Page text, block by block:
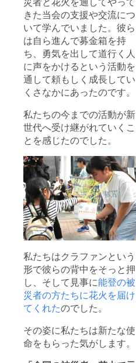
きた当会の支援や交流につ
いて学んでいました。彼ら
は自ら進んで募金箱を持
ち、勇気を出して道行く人
に声をかけるという活動を
通して頼もしく成長してい
くさなかにあったのです。
私たちの今までの活動が新
世代へ受け継がれていくこ
とを感じたのでした。
私たちはクラファンという
形で彼らの背中をそっと押
し、そして見事に能登の被
災者の方たちに花火を届け
てくれたのでした。
その姿に私たちは新たな使
命をもらった気がします。